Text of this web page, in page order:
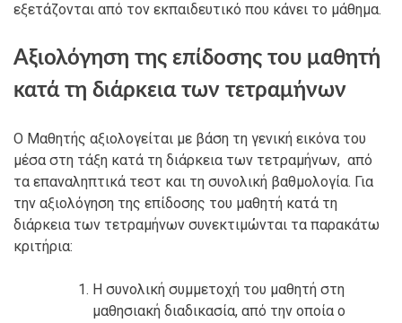
εξετάζονται από τον εκπαιδευτικό που κάνει το μάθημα.
Αξιολόγηση της επίδοσης του μαθητή
κατά τη διάρκεια των τετραμήνων
Ο Μαθητής αξιολογείται με βάση τη γενική εικόνα του
μέσα στη τάξη κατά τη διάρκεια των τετραμήνων, από
τα επαναληπτικά τεστ και τη συνολική βαθμολογία. Για
την αξιολόγηση της επίδοσης του μαθητή κατά τη
διάρκεια των τετραμήνων συνεκτιμώνται τα παρακάτω
κριτήρια:
H συνολική συμμετοχή του μαθητή στη
μαθησιακή διαδικασία, από την οποία ο